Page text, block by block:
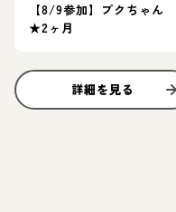
【8/9参加】プクちゃん
★2ヶ月
詳細を見る